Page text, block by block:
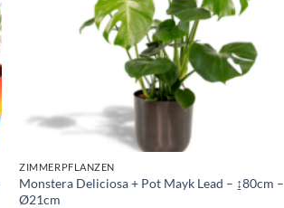
ZIMMERPFLANZEN
Monstera Deliciosa + Pot Mayk Lead – ↨80cm –
Ø21cm